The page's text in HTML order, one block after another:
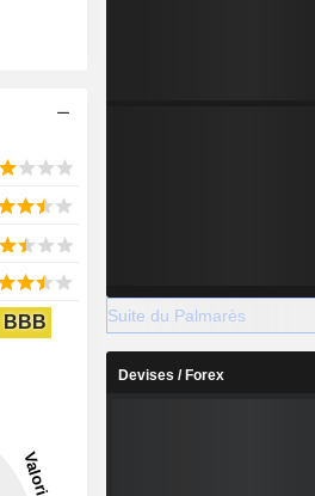
BBB Suite du Palmarès
Devises / Forex